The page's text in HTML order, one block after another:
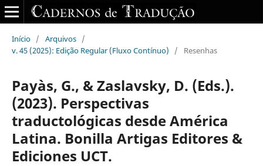
Início / Arquivos /
v. 45 (2025): Edição Regular (Fluxo Contínuo)
/ Resenhas
Payàs, G., & Zaslavsky, D. (Eds.).
(2023). Perspectivas
traductológicas desde América
Latina. Bonilla Artigas Editores &
Ediciones UCT.